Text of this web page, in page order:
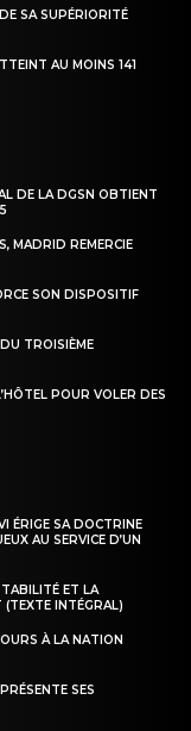
SA SUPÉRIORITÉ
AU MOINS 141
DE LA DGSN OBTIENT
MADRID REMERCIE
SON DISPOSITIF
TROISIÈME
POUR VOLER DES
ÉRIGE SA DOCTRINE
AU SERVICE D’UN
ET LA
(TEXTE INTÉGRAL)
À LA NATION
SES